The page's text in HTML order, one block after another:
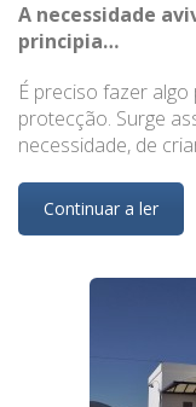
A necessidade
principia…
É preciso fazer
protecção. Surge
necessidade, de
Continuar a ler